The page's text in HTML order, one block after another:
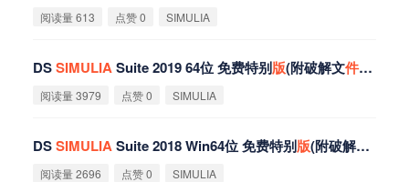
阅读量 613 点赞 0 SIMULIA
DSSIMULIASuite 2019 64位 免费特别版(附破解文件+破解
阅读量 3979 点赞 0 SIMULIA
DSSIMULIASuite 2018 Win64位 免费特别版(附破解文
阅读量 2696 点赞 0 SIMULIA